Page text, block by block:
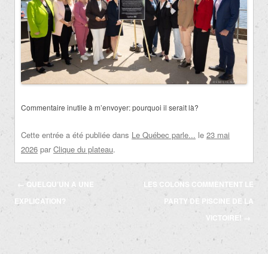
Commentaire inutile à m’envoyer: pourquoi il serait là?
Cette entrée a été publiée dans Le Québec parle... le 23 mai
2026 par Clique du plateau.
Navigation
des
← QUELQU’UN A UNE
EXPLICATION?
LES COLONS COMMENTENT LE
PARTY DE PISCINE DE LA
VICTOIRE!
→